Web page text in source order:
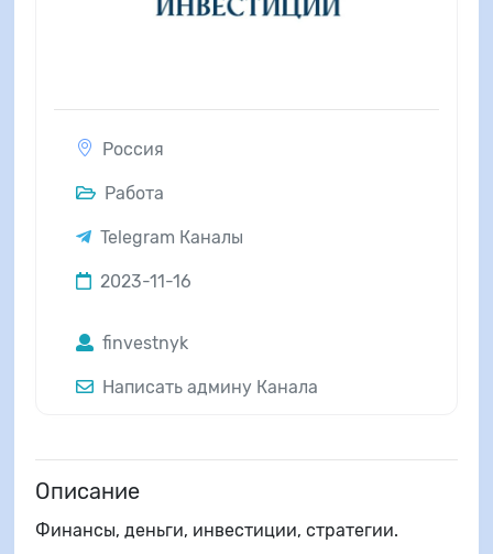
Россия
Работа
Telegram Каналы
2023-11-16
finvestnyk
Написать админу Канала
Описание
Финансы, деньги, инвестиции, стратегии.